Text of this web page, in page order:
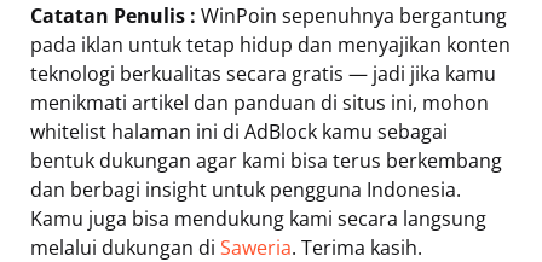
Catatan Penulis : WinPoin sepenuhnya bergantung
pada iklan untuk tetap hidup dan menyajikan konten
teknologi berkualitas secara gratis — jadi jika kamu
menikmati artikel dan panduan di situs ini, mohon
whitelist halaman ini di AdBlock kamu sebagai
bentuk dukungan agar kami bisa terus berkembang
dan berbagi insight untuk pengguna Indonesia.
Kamu juga bisa mendukung kami secara langsung
melalui dukungan di Saweria. Terima kasih.